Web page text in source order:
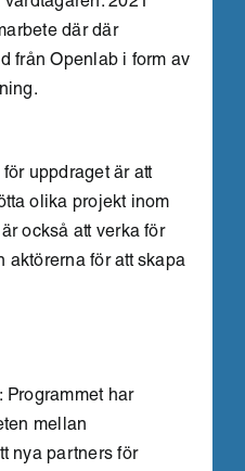
där där
från Openlab i form av
uppdraget är att
olika projekt inom
också att verka för
aktörerna för att skapa
Programmet har
mellan
nya partners för